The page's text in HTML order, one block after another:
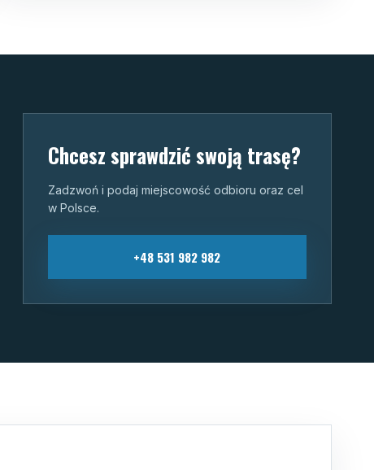
Chcesz sprawdzić swoją trasę?
Zadzwoń i podaj miejscowość odbioru oraz cel
w Polsce.
+48 531 982 982